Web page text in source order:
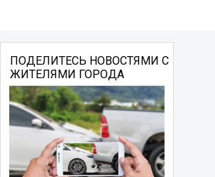
ПОДЕЛИТЕСЬ НОВОСТЯМИ С
ЖИТЕЛЯМИ ГОРОДА